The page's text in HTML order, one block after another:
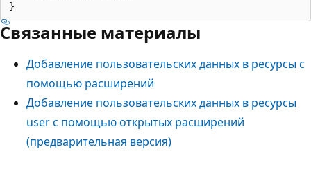
Связанные материалы
Добавление пользовательских данных в ресурсы с
помощью расширений
Добавление пользовательских данных в ресурсы
user с помощью открытых расширений
(предварительная версия)